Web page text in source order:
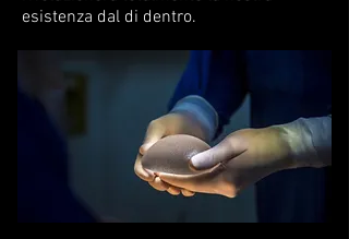
esistenza dal di dentro.